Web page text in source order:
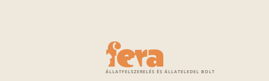
ÁLLATFELSZERELÉS ÉS ÁLLATELEDEL BOLT